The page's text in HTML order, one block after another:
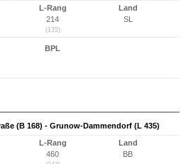
L-Rang
214
(135)
Land
SL
BPL
(B 168) - Grunow-Dammendorf (L 435)
L-Rang
460
Land
BB